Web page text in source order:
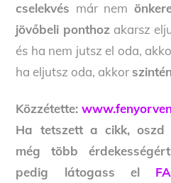
cselekvés már nem
jövőbeli ponthoz akarsz
és ha nem jutsz el oda,
ha eljutsz oda, akkor
Közzétette:
Ha tetszett a cikk, oszd
még több
pedig látogass el